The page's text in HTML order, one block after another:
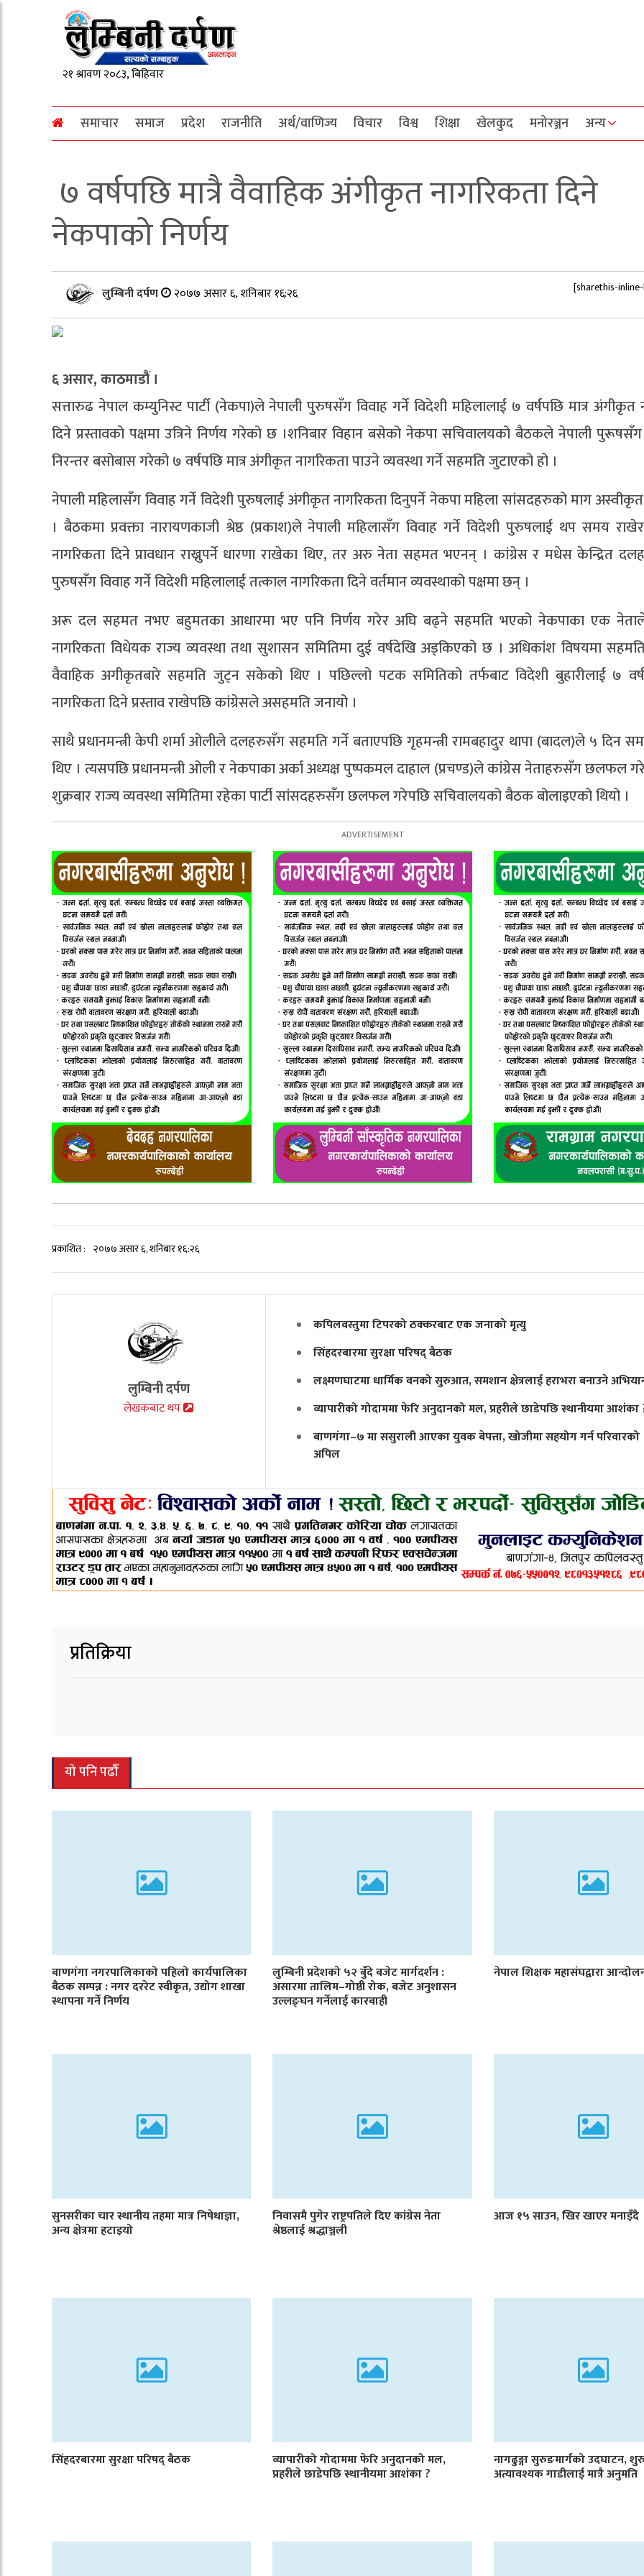
समाचार समाज प्रदेश राजनीति अर्थ/वाणिज्य विचार विश्व शिक्षा खेलकुद मनोरञ्जन अन्य
७ वर्षपछि मात्रै वैवाहिक अंगीकृत नागरिकता दिने
नेकपाको निर्णय
लुम्बिनी दर्पण २०७७ असार ६, शनिबार १६:२६ [sharethis-
६ असार, काठमाडौं ।
सत्तारुढ नेपाल कम्युनिस्ट पार्टी (नेकपा)ले नेपाली पुरुषसँग विवाह गर्ने विदेशी महिलालाई ७ वर्षपछि मात्र अंगीकृत
दिने प्रस्तावको पक्षमा उत्रिने निर्णय गरेको छ ।शनिबार विहान बसेको नेकपा सचिवालयको बैठकले नेपाली
निरन्तर बसोबास गरेको ७ वर्षपछि मात्र अंगीकृत नागरिकता पाउने व्यवस्था गर्ने सहमति जुटाएको हो ।
नेपाली महिलासँग विवाह गर्ने विदेशी पुरुषलाई अंगीकृत नागरिकता दिनुपर्ने नेकपा महिला सांसदहरुको माग
। बैठकमा प्रवक्ता नारायणकाजी श्रेष्ठ (प्रकाश)ले नेपाली महिलासँग विवाह गर्ने विदेशी पुरुषलाई थप समय
नागरिकता दिने प्रावधान राख्नुपर्ने धारणा राखेका थिए, तर अरु नेता सहमत भएनन् । कांग्रेस र मधेस केन्द्रित
पुरुषसँग विवाह गर्ने विदेशी महिलालाई तत्काल नागरिकता दिने वर्तमान व्यवस्थाको पक्षमा छन् ।
अरू दल सहमत नभए बहुमतका आधारमा भए पनि निर्णय गरेर अघि बढ्ने सहमति भएको नेकपाका एक
नागरिकता विधेयक राज्य व्यवस्था तथा सुशासन समितिमा दुई वर्षदेखि अड्किएको छ । अधिकांश विषयमा
वैवाहिक अगीकृतबारे सहमति जुट्न सकेको थिए । पछिल्लो पटक समितिको तर्फबाट विदेशी बुहारीलाई ७
नागरिकता दिने प्रस्ताव राखेपछि कांग्रेसले असहमति जनायो ।
साथै प्रधानमन्त्री केपी शर्मा ओलीले दलहरुसँग सहमति गर्ने बताएपछि गृहमन्त्री रामबहादुर थापा (बादल)ले ५ दिन
थिए । त्यसपछि प्रधानमन्त्री ओली र नेकपाका अर्का अध्यक्ष पुष्पकमल दाहाल (प्रचण्ड)ले कांग्रेस नेताहरुसँग छलफल
शुक्रबार राज्य व्यवस्था समितिमा रहेका पार्टी सांसदहरुसँग छलफल गरेपछि सचिवालयको बैठक बोलाइएको थियो ।
प्रकाशित : २०७७ असार ६, शनिबार १६:२६
लुम्बिनी दर्पण
लेखकबाट थप
कपिलवस्तुमा टिपरको ठक्करबाट एक जनाको मृत्यु
सिंहदरबारमा सुरक्षा परिषद् बैठक
लक्ष्मणघाटमा धार्मिक वनको सुरुआत, समशान क्षेत्रलाई हराभरा बनाउने
व्यापारीको गोदाममा फेरि अनुदानको मल, प्रहरीले छाडेपछि स्थानीयमा आशंका
बाणगंगा–७ मा ससुराली आएका युवक बेपत्ता, खोजीमा सहयोग गर्न परिवारको
अपिल
प्रतिक्रिया
यो पनि पढौँ
बाणगंगा नगरपालिकाको पहिलो कार्यपालिका
बैठक सम्पन्न : नगर दररेट स्वीकृत, उद्योग शाखा
स्थापना गर्ने निर्णय
लुम्बिनी प्रदेशको ५२ बुँदे बजेट मार्गदर्शन :
असारमा तालिम–गोष्ठी रोक, बजेट अनुशासन
उल्लङ्घन गर्नेलाई कारबाही
नेपाल शिक्षक महासंघद्वारा
सुनसरीका चार स्थानीय तहमा मात्र निषेधाज्ञा,
अन्य क्षेत्रमा हटाइयो
निवासमै पुगेर राष्ट्रपतिले दिए कांग्रेस नेता
श्रेष्ठलाई श्रद्धाञ्जली
आज १५ साउन, खिर खाएर मनाइँदै
सिंहदरबारमा सुरक्षा परिषद् बैठक व्यापारीको गोदाममा फेरि अनुदानको मल,
प्रहरीले छाडेपछि स्थानीयमा आशंका ?
नागढुङ्गा सुरुङमार्गको उदघाटन,
अत्यावश्यक गाडीलाई मात्रै अनुमति